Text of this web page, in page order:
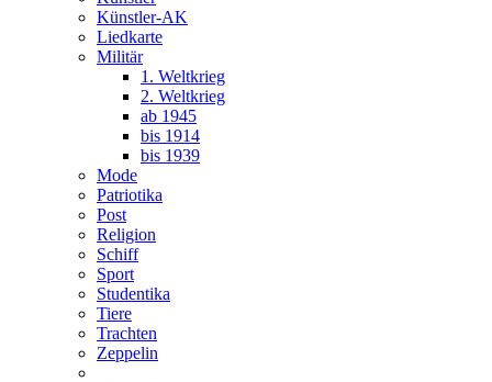
Künstler-AK
Liedkarte
Militär
1. Weltkrieg
2. Weltkrieg
ab 1945
bis 1914
bis 1939
Mode
Patriotika
Post
Religion
Schiff
Sport
Studentika
Tiere
Trachten
Zeppelin